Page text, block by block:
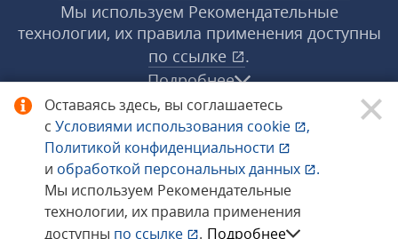
Оставаясь здесь, вы соглашаетесь
с Условиями использования cookie
,
Политикой конфиденциальности
и обработкой персональных данных
.
Мы используем Рекомендательные
технологии, их правила применения
доступны по ссылке . Подробнее
Мы используем Рекомендательные
технологии, их правила применения доступны
по ссылке
.
Подробнее
© 1998−2026 «1С‑Рарус» ®. Все права
защищены.
Сообщить об ошибке